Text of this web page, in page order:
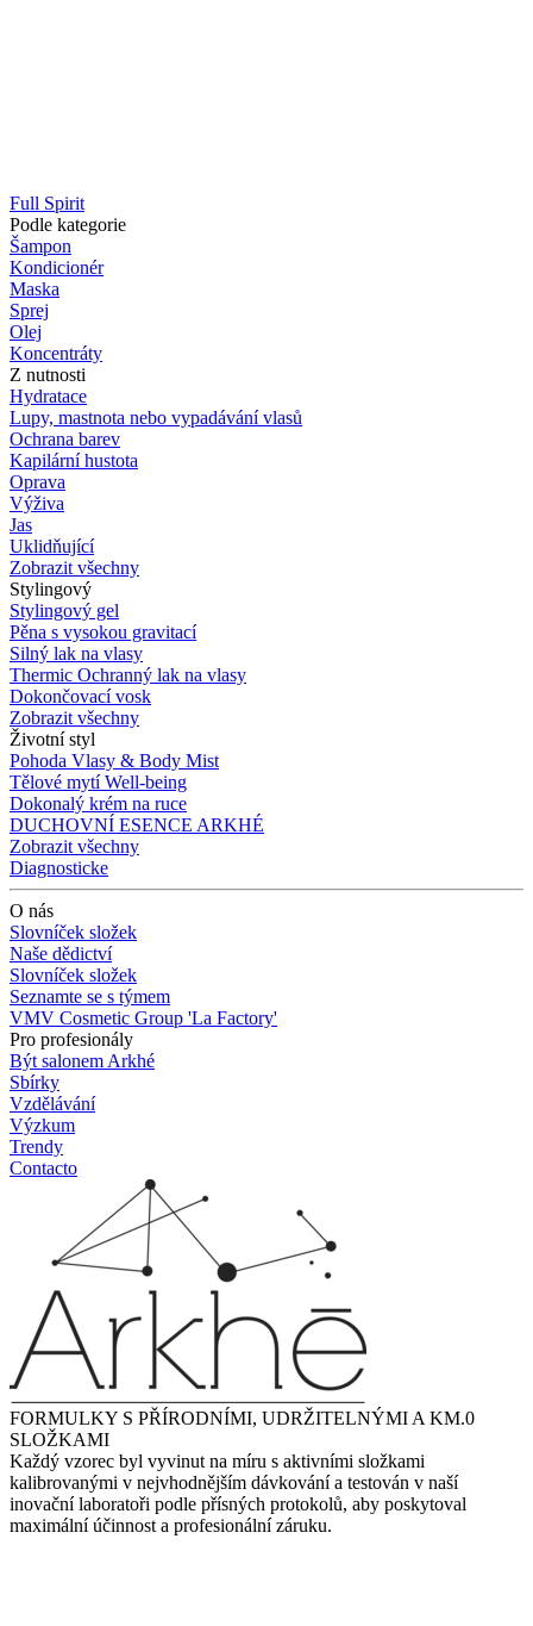
Full Spirit
Podle kategorie
Šampon
Kondicionér
Maska
Sprej
Olej
Koncentráty
Z nutnosti
Hydratace
Lupy, mastnota nebo vypadávání vlasů
Ochrana barev
Kapilární hustota
Oprava
Výživa
Jas
Uklidňující
Zobrazit všechny
Stylingový
Stylingový gel
Pěna s vysokou gravitací
Silný lak na vlasy
Thermic Ochranný lak na vlasy
Dokončovací vosk
Zobrazit všechny
Životní styl
Pohoda Vlasy & Body Mist
Tělové mytí Well-being
Dokonalý krém na ruce
DUCHOVNÍ ESENCE ARKHÉ
Zobrazit všechny
Diagnosticke
O nás
Slovníček složek
Naše dědictví
Slovníček složek
Seznamte se s týmem
VMV Cosmetic Group 'La Factory'
Pro profesionály
Být salonem Arkhé
Sbírky
Vzdělávání
Výzkum
Trendy
Contacto
FORMULKY S PŘÍRODNÍMI, UDRŽITELNÝMI A KM.0
SLOŽKAMI
Každý vzorec byl vyvinut na míru s aktivními složkami
kalibrovanými v nejvhodnějším dávkování a testován v naší
inovační laboratoři podle přísných protokolů, aby poskytoval
maximální účinnost a profesionální záruku.